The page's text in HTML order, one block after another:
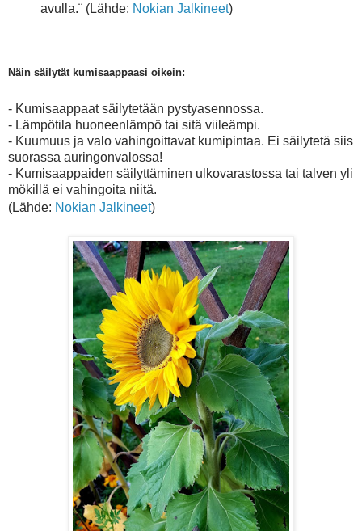
avulla.¨ (Lähde: Nokian Jalkineet)
Näin säilytät kumisaappaasi oikein:
- Kumisaappaat säilytetään pystyasennossa.
- Lämpötila huoneenlämpö tai sitä viileämpi.
- Kuumuus ja valo vahingoittavat kumipintaa. Ei säilytetä siis
suorassa auringonvalossa!
- Kumisaappaiden säilyttäminen ulkovarastossa tai talven yli
mökillä ei vahingoita niitä.
(Lähde: Nokian Jalkineet)